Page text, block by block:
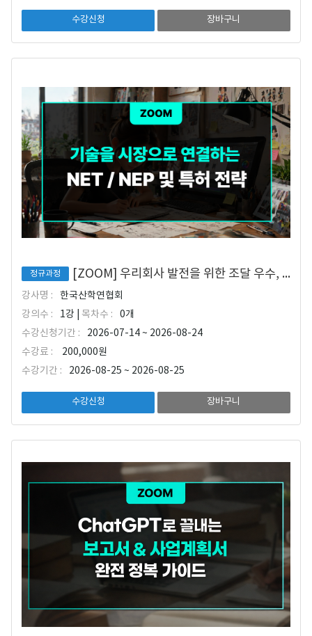
수강신청 장바구니
정규과정 [ZOOM] 우리회사 발전을 위한 조달 우수, NET/NEP 및 특허 전략
강사명 :
한국산학연협회
강의수 :
1강 | 목차수 :
0개
수강신청기간 :
2026-07-14 ~ 2026-08-24
수강료 :
200,000원
수강기간 :
2026-08-25 ~ 2026-08-25
수강신청 장바구니